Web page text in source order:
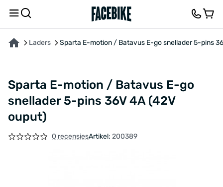
Laders Sparta E-motion / Batavus E-go snellader 5-pins
Sparta E-motion / Batavus E-go
snellader 5-pins 36V 4A (42V
ouput)
0 recensiesArtikel: 200389
OVER HET PRODUCT KENMERKENFEEDBACK EN VRAGEN